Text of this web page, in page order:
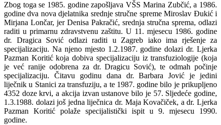
Zbog toga se 1985. godine zapošljava VŠS Marina Zubčić, a 1986.
godine dva nova djelatnika srednje stručne spreme Miroslav Ðukić i
Mirjana Lončar, jer Denisa Pakračić, srednja stručna sprema, odlazi
raditi u primarnu zdravstvenu zaštitu. U 11. mjesecu 1986. godine
dr. Dragica Sović odlazi raditi u Zagreb iako ima rješenje za
specijalizaciju. Na njeno mjesto 1.2.1987. godine dolazi dr. Ljerka
Pazman Koritić koja dobiva specijalizaciju iz transfuziologije (koja
je već ranije odobrena za dr. Dragicu Sović), te odmah počinje
specijalizaciju. Čitavu godinu dana dr. Barbara Jović je jedini
liječnik u Stanici za transfuziju, a te 1987. godine bilo je prikupljeno
4352 doze krvi, a akcija izvan ustanove bilo je 57. Sljedeće godine,
1.3.1988. dolazi još jedna liječnica dr. Maja Kovačiček, a dr. Ljerka
Pazman Koritić polaže specijalistički ispit u 9. mjesecu 1990.
godine.